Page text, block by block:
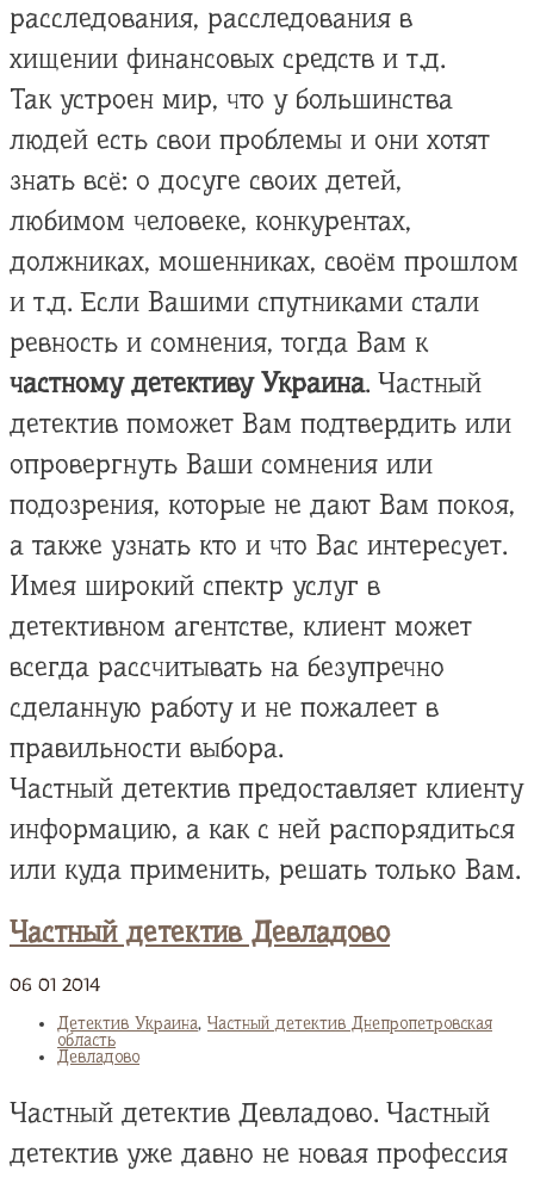
расследования, расследования в
хищении финансовых средств и т.д.
Так устроен мир, что у большинства
людей есть свои проблемы и они хотят
знать всё: о досуге своих детей,
любимом человеке, конкурентах,
должниках, мошенниках, своём прошлом
и т.д. Если Вашими спутниками стали
ревность и сомнения, тогда Вам к
частному детективу Украина. Частный
детектив поможет Вам подтвердить или
опровергнуть Ваши сомнения или
подозрения, которые не дают Вам покоя,
а также узнать кто и что Вас интересует.
Имея широкий спектр услуг в
детективном агентстве, клиент может
всегда рассчитывать на безупречно
сделанную работу и не пожалеет в
правильности выбора.
Частный детектив предоставляет клиенту
информацию, а как с ней распорядиться
или куда применить, решать только Вам.
Частный детектив Девладово
06 01 2014
Детектив Украина, Частный детектив Днепропетровская
область
Девладово
Частный детектив Девладово. Частный
детектив уже давно не новая профессия